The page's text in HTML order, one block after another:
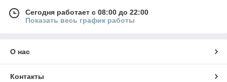
Сегодня работает с 08:00 до 22:00
Показать весь график работы
О нас
Контакты